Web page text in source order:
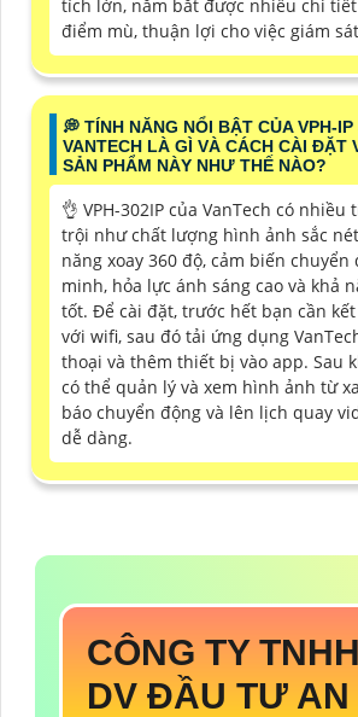
tích lớn, nắm bắt được nhiều chi
điểm mù, thuận lợi cho việc giám
️💭 TÍNH NĂNG NỔI BẬT CỦA VPH-IP
VANTECH LÀ GÌ VÀ CÁCH CÀI ĐẶT
SẢN PHẨM NÀY NHƯ THẾ NÀO?
👌 VPH-302IP của VanTech có
trội như chất lượng hình ảnh sắc
năng xoay 360 độ, cảm biến chuyển
minh, hỏa lực ánh sáng cao và khả
tốt. Để cài đặt, trước hết bạn cần
với wifi, sau đó tải ứng dụng
thoại và thêm thiết bị vào app. Sau
có thể quản lý và xem hình ảnh từ
báo chuyển động và lên lịch quay
dễ dàng.
CÔNG TY
DV ĐẦU TƯ AN